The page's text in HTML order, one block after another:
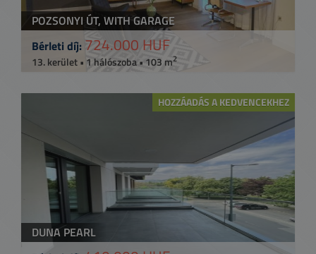
POZSONYI ÚT, WITH GARAGE
Bérleti díj: 724.000 HUF
13. kerület • 1 hálószoba • 103 m2
HOZZÁADÁS A KEDVENCEKHEZ
DUNA PEARL